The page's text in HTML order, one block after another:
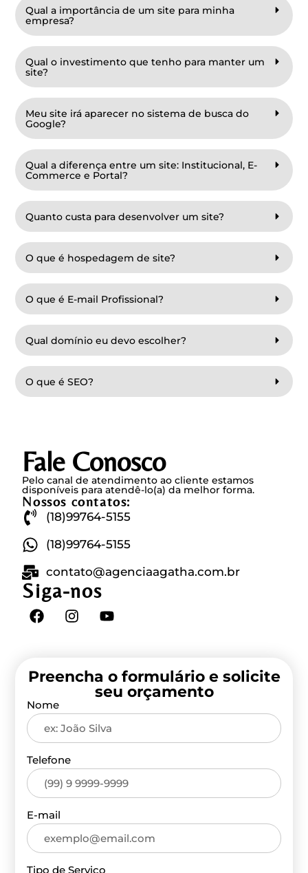
Qual a importância de um site para minha
empresa?
Qual o investimento que tenho para manter um
site?
Meu site irá aparecer no sistema de busca do
Google?
Qual a diferença entre um site: Institucional, E-
Commerce e Portal?
Quanto custa para desenvolver um site?
O que é hospedagem de site?
O que é E-mail Profissional?
Qual domínio eu devo escolher?
O que é SEO?
Fale Conosco
Pelo canal de atendimento ao cliente estamos
disponíveis para atendê-lo(a) da melhor forma.
Nossos contatos:
(18)99764-5155
(18)99764-5155
contato@agenciaagatha.com.br
Siga-nos
Preencha o formulário e solicite
seu orçamento
Nome
Telefone
E-mail
Tipo de Serviço